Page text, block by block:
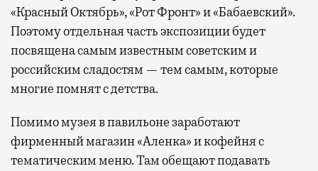
«Красный Октябрь», «Рот Фронт» и «Бабаевский».
Поэтому отдельная часть экспозиции будет
посвящена самым известным советским и
российским сладостям — тем самым, которые
многие помнят с детства.
Помимо музея в павильоне заработают
фирменный магазин «Аленка» и кофейня с
тематическим меню. Там обещают подавать